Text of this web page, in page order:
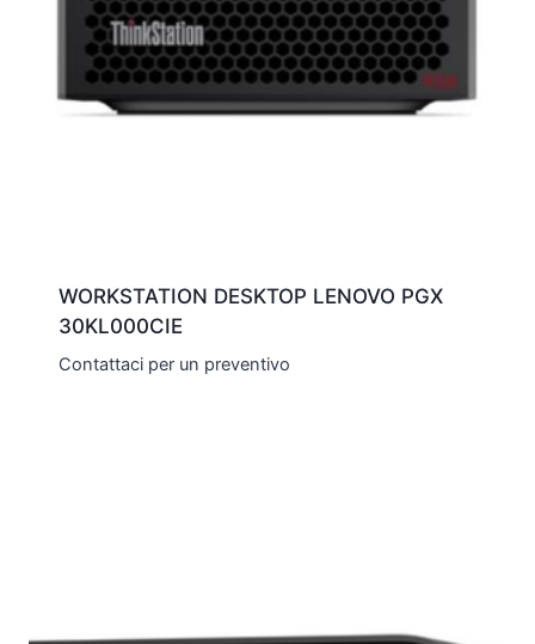
WORKSTATION DESKTOP LENOVO PGX
30KL000CIE
Contattaci per un preventivo